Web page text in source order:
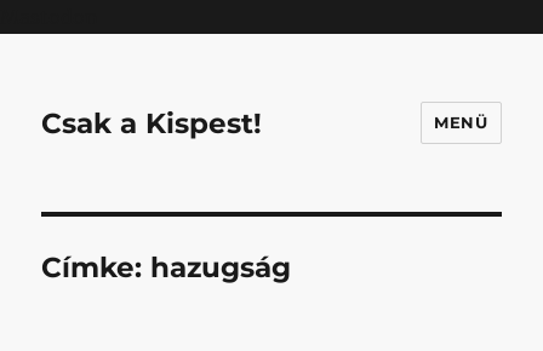
Csak a Kispest! MENÜ
Címke: hazugság